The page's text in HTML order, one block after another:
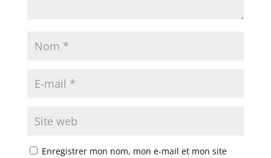
Enregistrer mon nom, mon e-mail et mon site